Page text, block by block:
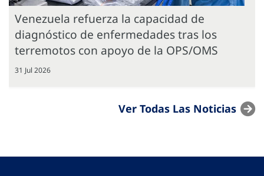
Venezuela refuerza la capacidad de
diagnóstico de enfermedades tras los
terremotos con apoyo de la OPS/OMS
31 Jul 2026
Ver Todas Las Noticias